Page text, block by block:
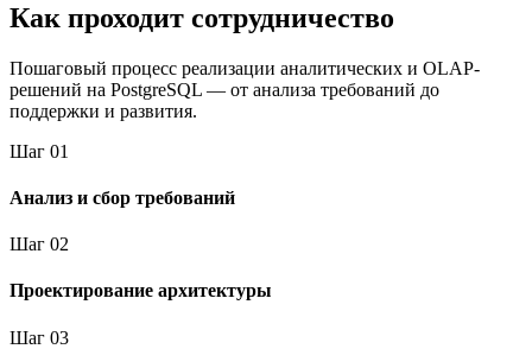
Как проходит сотрудничество
Пошаговый процесс реализации аналитических и OLAP-
решений на PostgreSQL — от анализа требований до
поддержки и развития.
Шаг 01
Анализ и сбор требований
Шаг 02
Проектирование архитектуры
Шаг 03